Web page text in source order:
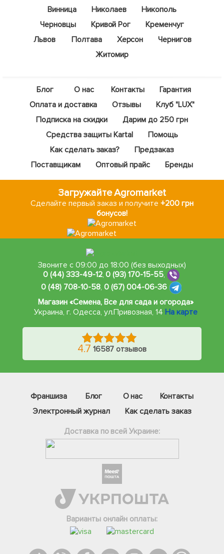
Винница
Николаев
Никополь
Черновцы
Кривой Рог
Кременчуг
Львов
Полтава Херсон
Чернигов
Житомир
Блог О нас Контакты
Гарантия
Оплата и доставка
Отзывы
Клуб "LUX"
Подписка на скидки
Дарим до 250 грн
Средства защиты Kartal
Помощь
Как сделать заказ?
Предзаказ
Поставщикам
Оптовый прайс Бренды
Загружайте Agromarket
Сделайте первый заказ и получите +200 грн
бонусов!
Звоните с 09:00 до 18:00 (без выходных)
0 (44) 333-49-12,0 (93) 170-15-55,
0 (48) 708-10-58, 0 (67) 004-06-36
Магазин «Семена, Все для сада и огорода»
Украина, г. Одесса, ул.Привозная, 14 На карте
4.7 16587 отзывов
Франшиза Блог О нас
Контакты
Электронный журнал
Как сделать заказ
Доставка по всей Украине:
Варианты онлайн оплаты:
Телеграм
Вайбер